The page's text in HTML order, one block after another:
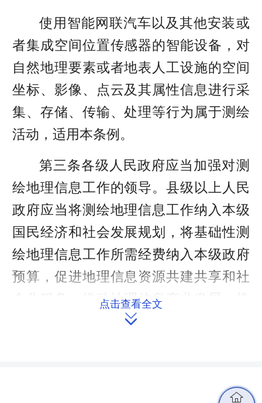
使用智能网联汽车以及其他安装或
者集成空间位置传感器的智能设备，对
自然地理要素或者地表人工设施的空间
坐标、影像、点云及其属性信息进行采
集、存储、传输、处理等行为属于测绘
活动，适用本条例。
第三条各级人民政府应当加强对测
绘地理信息工作的领导。县级以上人民
政府应当将测绘地理信息工作纳入本级
国民经济和社会发展规划，将基础性测
绘地理信息工作所需经费纳入本级政府
预算，促进地理信息资源共建共享和社
会化服务，推动地理信息产业发展，推
进北斗规模应用，提升服务高质量发展
门负责本行政区域内测绘地理信息工作
点击查看全文
